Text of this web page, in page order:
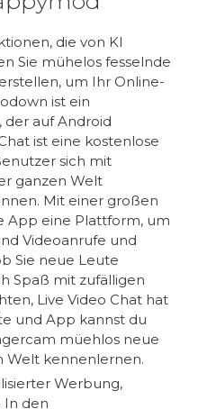
die von KI
Sie mühelos fesselnde
um Ihr Online-
ist ein
auf Android
ist eine kostenlose
sich mit
ganzen Welt
Mit einer großen
App eine Plattform, um
Videoanrufe und
Sie neue Leute
Spaß mit zufälligen
Live Video Chat hat
und App kannst du
müehlos neue
Welt kennenlernen.
Werbung,
In den